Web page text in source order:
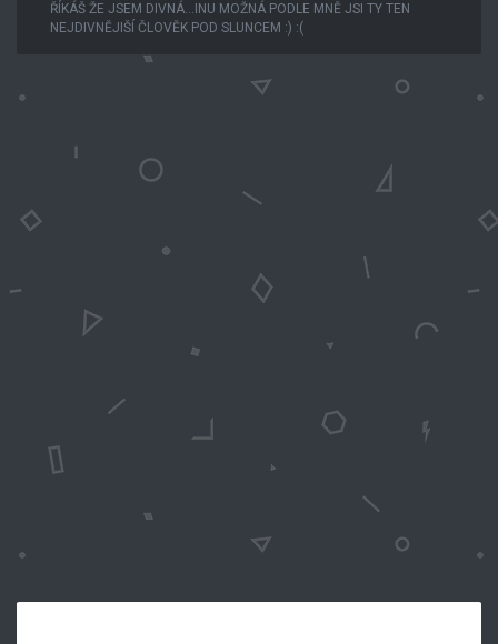
ŘÍKÁŠ ŽE JSEM DIVNÁ…INU MOŽNÁ PODLE MNĚ JSI TY TEN
NEJDIVNĚJIŠÍ ČLOVĚK POD SLUNCEM :) :(